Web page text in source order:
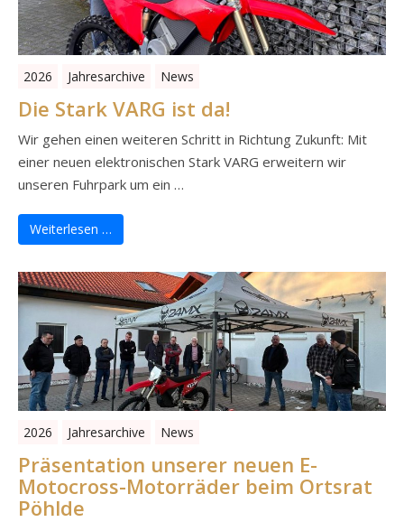
2026 Jahresarchive News
Die Stark VARG ist da!
Wir gehen einen weiteren Schritt in Richtung Zukunft: Mit
einer neuen elektronischen Stark VARG erweitern wir
unseren Fuhrpark um ein …
Weiterlesen …
2026 Jahresarchive News
Präsentation unserer neuen E-
Motocross-Motorräder beim Ortsrat
Pöhlde